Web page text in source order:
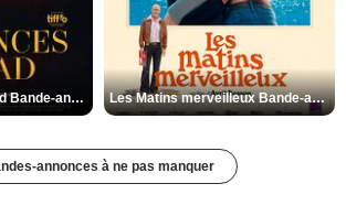
Les Silences de Riyad Bande-annonce VO STFR Les Matins merveilleux Bande-annonce VF
annonces à ne pas manquer